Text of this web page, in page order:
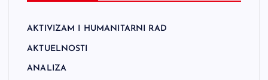
AKTIVIZAM I HUMANITARNI RAD
AKTUELNOSTI
ANALIZA